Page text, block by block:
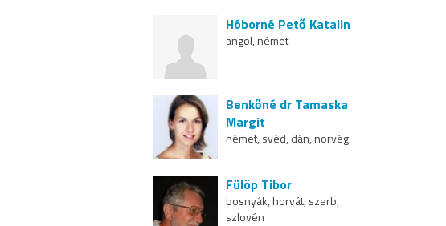
Hóborné Pető Katalin
angol, német
Benkőné dr Tamaska
Margit
német, svéd, dán, norvég
Fülöp Tibor
bosnyák, horvát, szerb,
szlovén